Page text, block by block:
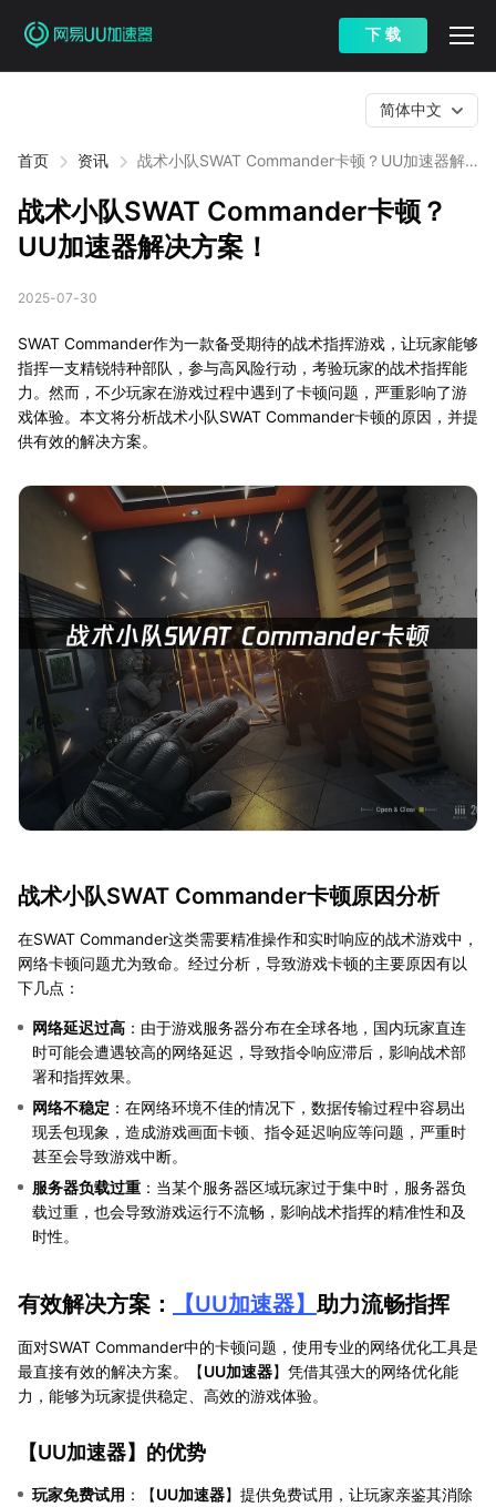
下 载
首页 资讯
战术小队SWAT Commander卡顿？UU加速器解
简体中文
战术小队SWAT Commander卡顿？
UU加速器解决方案！
2025-07-30
SWAT Commander作为一款备受期待的战术指挥游戏，让玩家能够
指挥一支精锐特种部队，参与高风险行动，考验玩家的战术指挥能
力。然而，不少玩家在游戏过程中遇到了卡顿问题，严重影响了游
戏体验。本文将分析战术小队SWAT Commander卡顿的原因，并提
供有效的解决方案。
战术小队SWAT Commander卡顿原因分析
在SWAT Commander这类需要精准操作和实时响应的战术游戏中，
网络卡顿问题尤为致命。经过分析，导致游戏卡顿的主要原因有以
下几点：
网络延迟过高 ：由于游戏服务器分布在全球各地，国内玩家直连
时可能会遭遇较高的网络延迟，导致指令响应滞后，影响战术部
署和指挥效果。
网络不稳定 ：在网络环境不佳的情况下，数据传输过程中容易出
现丢包现象，造成游戏画面卡顿、指令延迟响应等问题，严重时
甚至会导致游戏中断。
服务器负载过重 ：当某个服务器区域玩家过于集中时，服务器负
载过重，也会导致游戏运行不流畅，影响战术指挥的精准性和及
时性。
有效解决方案： 【UU加速器】 助力流畅指挥
面对SWAT Commander中的卡顿问题，使用专业的网络优化工具是
最直接有效的解决方案。【UU加速器】凭借其强大的网络优化能
力，能够为玩家提供稳定、高效的游戏体验。
【UU加速器】的优势
玩家免费试用 ：【UU加速器】提供免费试用，让玩家亲鉴其消除